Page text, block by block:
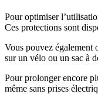
Pour optimiser
Ces protections sont
Vous pouvez également
sur un vélo ou un sac à
Pour prolonger encore
même sans prises